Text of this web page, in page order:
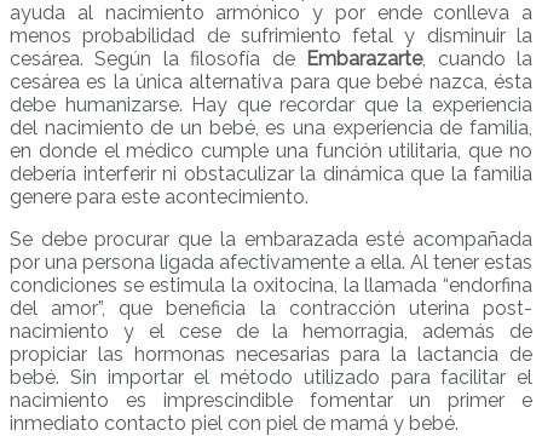
ayuda al nacimiento armónico y por ende conlleva a
menos probabilidad de sufrimiento fetal y disminuir la
cesárea. Según la filosofía de Embarazarte, cuando la
cesárea es la única alternativa para que bebé nazca, ésta
debe humanizarse. Hay que recordar que la experiencia
del nacimiento de un bebé, es una experiencia de familia,
en donde el médico cumple una función utilitaria, que no
debería interferir ni obstaculizar la dinámica que la familia
genere para este acontecimiento.
Se debe procurar que la embarazada esté acompañada
por una persona ligada afectivamente a ella. Al tener estas
condiciones se estimula la oxitocina, la llamada “endorfina
del amor”, que beneficia la contracción uterina post-
nacimiento y el cese de la hemorragia, además de
propiciar las hormonas necesarias para la lactancia de
bebé. Sin importar el método utilizado para facilitar el
nacimiento es imprescindible fomentar un primer e
inmediato contacto piel con piel de mamá y bebé.